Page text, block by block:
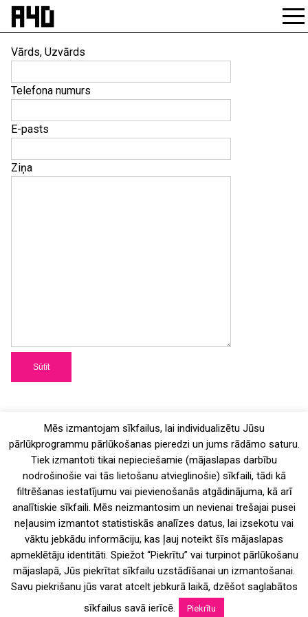
Skip
Vārds, Uzvārds
Telefona numurs
E-pasts
Ziņa
AVF rekvizīti
Arhitektūras veicināšanas fonds nodibinājums
Reģ.Nr.40008077945
Kalēju iela 8, Rīga, LV-1050
AS Swedbank HABALV2X
LV82HABA0551041321608
Mēs izmantojam sīkfailus, lai individualizētu Jūsu
pārlūkprogrammu pārlūkošanas pieredzi un jums rādāmo saturu.
Tiek izmantoti tikai nepieciešamie (mājaslapas darbību
nodrošinošie vai tās lietošanu atvieglinošie) sīkfaili, tādi kā
filtrēšanas iestatījumu vai pievienošanās atgādinājuma, kā arī
analītiskie sīkfaili. Mēs neizmantosim un nevienai trešajai pusei
neļausim izmantot statistiskās analīzes datus, lai izsekotu vai
vāktu jebkādu informāciju, kas ļauj noteikt šīs mājaslapas
apmeklētāju identitāti. Spiežot “Piekrītu” vai turpinot pārlūkošanu
mājaslapā, Jūs piekrītat sīkfailu uzstādīšanai un izmantošanai.
Savu piekrišanu jūs varat atcelt jebkurā laikā, dzēšot saglabātos
sīkfailus savā ierīcē.
Piekrītu